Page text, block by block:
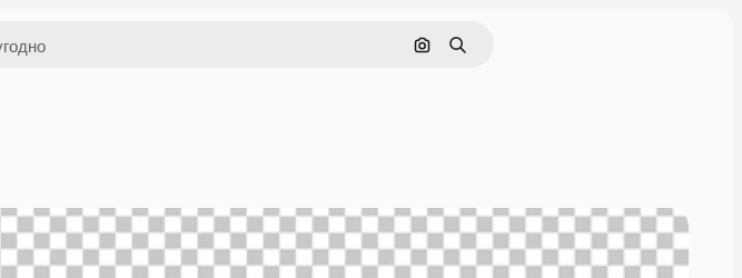
Поиск по изображению
Поиск